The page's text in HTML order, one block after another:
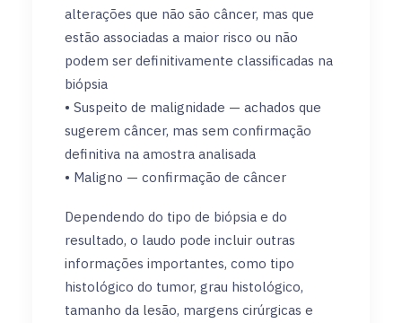
alterações que não são câncer, mas que
estão associadas a maior risco ou não
podem ser definitivamente classificadas na
biópsia
• Suspeito de malignidade — achados que
sugerem câncer, mas sem confirmação
definitiva na amostra analisada
• Maligno — confirmação de câncer
Dependendo do tipo de biópsia e do
resultado, o laudo pode incluir outras
informações importantes, como tipo
histológico do tumor, grau histológico,
tamanho da lesão, margens cirúrgicas e